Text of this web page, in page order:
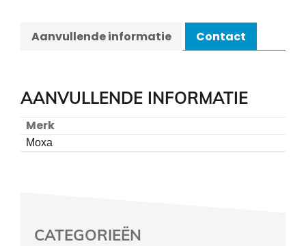
Aanvullende informatie Contact
AANVULLENDE INFORMATIE
Merk
Moxa
CATEGORIEËN